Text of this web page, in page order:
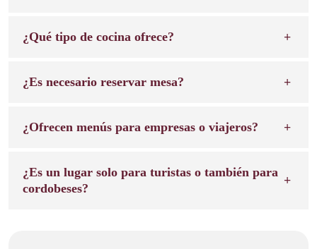
¿Qué tipo de cocina ofrece?
¿Es necesario reservar mesa?
¿Ofrecen menús para empresas o viajeros?
¿Es un lugar solo para turistas o también para
cordobeses?